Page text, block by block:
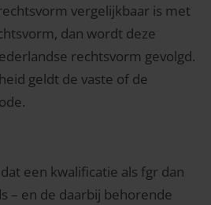
vergelijkbaar is met
dan wordt deze
rechtsvorm gevolgd.
geldt de vaste of de
een kwalificatie als fgr dan
– en de daarbij behorende